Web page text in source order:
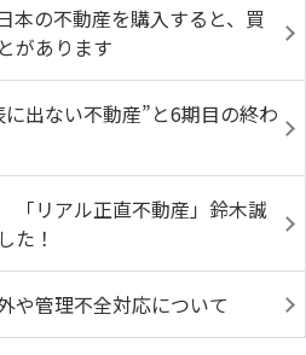
本の不動産を購入すると、買
があります
に出ない不動産”と6期目の終わ
リアル正直不動産」鈴木誠
た！
や管理不全対応について